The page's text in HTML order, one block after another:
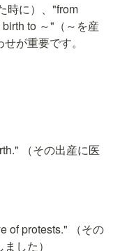
時に）、"from
to ～"（～を産
が重要です。
（その出産に医
of protests." （その
した）